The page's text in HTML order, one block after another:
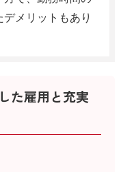
メリットもあり
た雇用と充実